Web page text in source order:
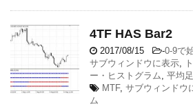
4TF HAS Bar2
2017/08/15 -0-9で
サブウィンドウに表示
ー・ヒストグラム
平均足
MTF, サブウィンドウ
ム